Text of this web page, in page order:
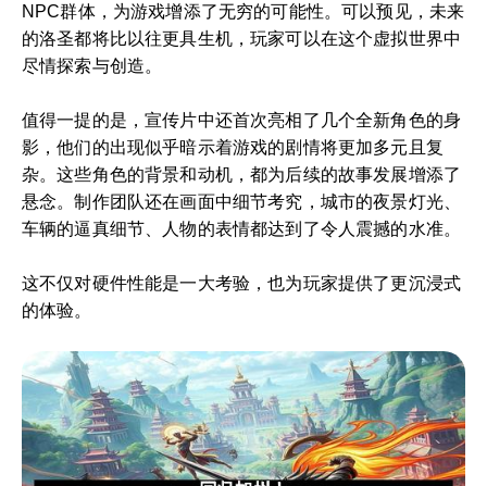
NPC群体，为游戏增添了无穷的可能性。可以预见，未来
的洛圣都将比以往更具生机，玩家可以在这个虚拟世界中
尽情探索与创造。
值得一提的是，宣传片中还首次亮相了几个全新角色的身
影，他们的出现似乎暗示着游戏的剧情将更加多元且复
杂。这些角色的背景和动机，都为后续的故事发展增添了
悬念。制作团队还在画面中细节考究，城市的夜景灯光、
车辆的逼真细节、人物的表情都达到了令人震撼的水准。
这不仅对硬件性能是一大考验，也为玩家提供了更沉浸式
的体验。